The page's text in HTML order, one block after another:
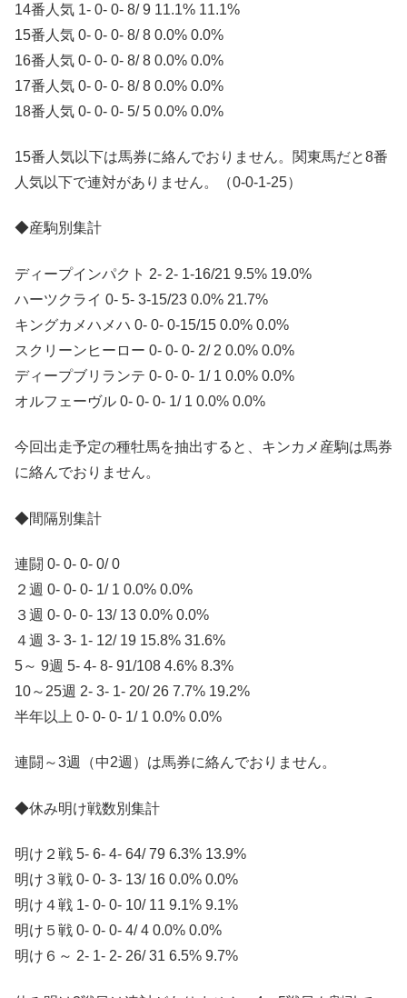
14番人気 1- 0- 0- 8/ 9 11.1% 11.1%
15番人気 0- 0- 0- 8/ 8 0.0% 0.0%
16番人気 0- 0- 0- 8/ 8 0.0% 0.0%
17番人気 0- 0- 0- 8/ 8 0.0% 0.0%
18番人気 0- 0- 0- 5/ 5 0.0% 0.0%
15番人気以下は馬券に絡んでおりません。関東馬だと8番
人気以下で連対がありません。（0-0-1-25）
◆産駒別集計
ディープインパクト 2- 2- 1-16/21 9.5% 19.0%
ハーツクライ 0- 5- 3-15/23 0.0% 21.7%
キングカメハメハ 0- 0- 0-15/15 0.0% 0.0%
スクリーンヒーロー 0- 0- 0- 2/ 2 0.0% 0.0%
ディープブリランテ 0- 0- 0- 1/ 1 0.0% 0.0%
オルフェーヴル 0- 0- 0- 1/ 1 0.0% 0.0%
今回出走予定の種牡馬を抽出すると、キンカメ産駒は馬券
に絡んでおりません。
◆間隔別集計
連闘 0- 0- 0- 0/ 0
２週 0- 0- 0- 1/ 1 0.0% 0.0%
３週 0- 0- 0- 13/ 13 0.0% 0.0%
４週 3- 3- 1- 12/ 19 15.8% 31.6%
5～ 9週 5- 4- 8- 91/108 4.6% 8.3%
10～25週 2- 3- 1- 20/ 26 7.7% 19.2%
半年以上 0- 0- 0- 1/ 1 0.0% 0.0%
連闘～3週（中2週）は馬券に絡んでおりません。
◆休み明け戦数別集計
明け２戦 5- 6- 4- 64/ 79 6.3% 13.9%
明け３戦 0- 0- 3- 13/ 16 0.0% 0.0%
明け４戦 1- 0- 0- 10/ 11 9.1% 9.1%
明け５戦 0- 0- 0- 4/ 4 0.0% 0.0%
明け６～ 2- 1- 2- 26/ 31 6.5% 9.7%